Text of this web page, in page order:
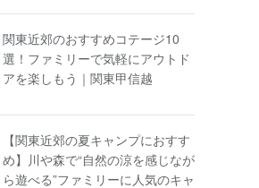
関東近郊のおすすめコテージ10
選！ファミリーで気軽にアウトド
アを楽しもう｜関東甲信越
【関東近郊の夏キャンプにおすす
め】川や森で“自然の涼を感じなが
ら遊べる”ファミリーに人気のキャ